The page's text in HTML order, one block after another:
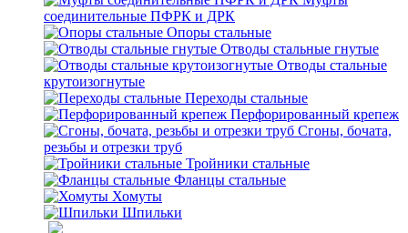
соединительные ПФРК и ДРК
Опоры стальные
Отводы стальные гнутые
Отводы стальные
крутоизогнутые
Переходы стальные
Перфорированный крепеж
Сгоны, бочата,
резьбы и отрезки труб
Тройники стальные
Фланцы стальные
Хомуты
Шпильки